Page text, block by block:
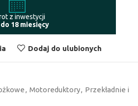
z inwestycji
18 miesięcy
Dodaj do ulubionych
, Motoreduktory, Przekładnie i